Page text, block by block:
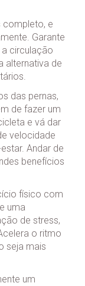
completo, e
Garante
circulação
alternativa de
das pernas,
de fazer um
e vá dar
velocidade
Andar de
benefícios
físico com
uma
de stress,
o ritmo
seja mais
um